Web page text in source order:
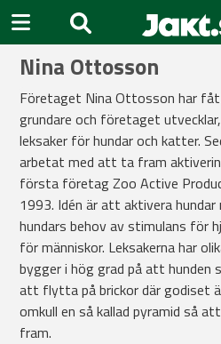
Nina Ottosson
Företaget Nina Ottosson har
grundare och företaget
leksaker för hundar och katter.
arbetat med att ta fram
första företag Zoo Active
1993. Idén är att aktivera
hundars behov av stimulans för
för människor. Leksakerna har
bygger i hög grad på att hunden
att flytta på brickor där godiset
omkull en så kallad pyramid så
fram.